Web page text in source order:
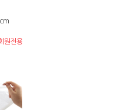
원전용